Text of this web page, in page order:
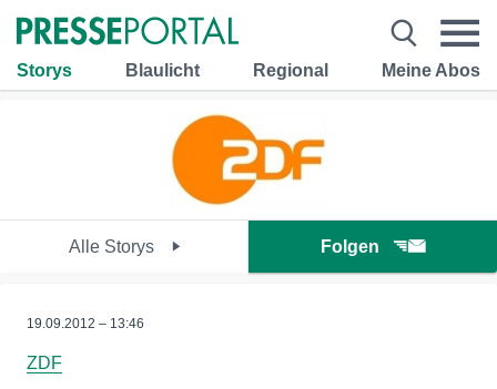
Storys Blaulicht Regional Meine Abos
Alle Storys Folgen
19.09.2012 – 13:46
ZDF